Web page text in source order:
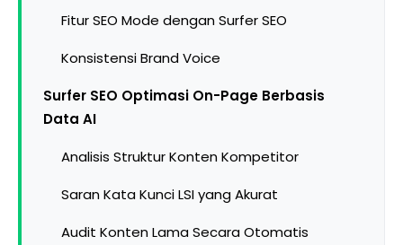
Fitur SEO Mode dengan Surfer SEO
Konsistensi Brand Voice
Surfer SEO Optimasi On-Page Berbasis
Data AI
Analisis Struktur Konten Kompetitor
Saran Kata Kunci LSI yang Akurat
Audit Konten Lama Secara Otomatis